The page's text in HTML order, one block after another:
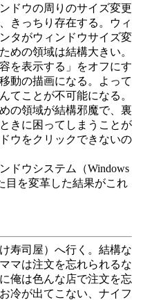
ドウの周りのサイズ変更
きっちり存在する。ウィ
タがウィンドウサイズ変
めの領域は結構大きい。
を表示する」をオフにす
動の描画になる。よって
てことが不可能になる。
の領域が結構邪魔で、裏
きに困ってしまうことが
ウをクリックできないの
ドウシステム（Windows
目を変革した結果がこれ
寿司屋）へ行く。結構な
マは注文を忘れられるな
俺は色んな店で注文を忘
冷が出てこない、ナイフ